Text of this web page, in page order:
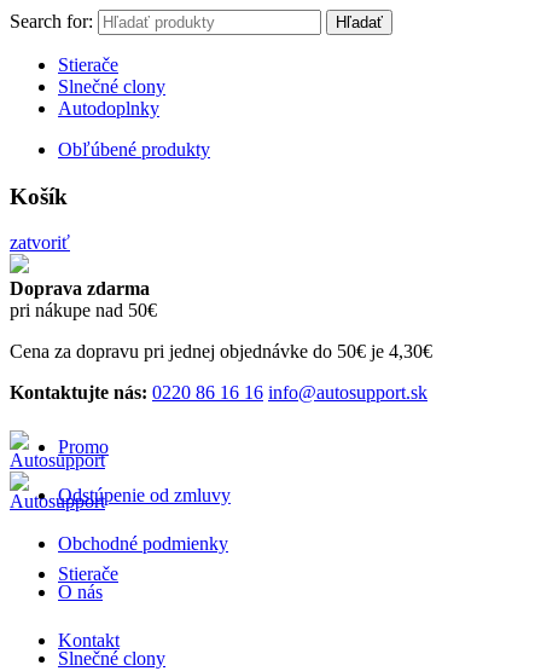
Search for: Hľadať
Stierače
Slnečné clony
Autodoplnky
Obľúbené produkty
Košík
zatvoriť
Doprava zdarma
pri nákupe nad 50€
Cena za dopravu pri jednej objednávke do 50€ je 4,30€
Kontaktujte nás: 0220 86 16 16 info@autosupport.sk
Promo
Odstúpenie od zmluvy
Obchodné podmienky
O nás
Kontakt
Stierače
Slnečné clony